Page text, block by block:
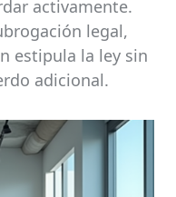
activamente.
legal,
estipula la ley sin
adicional.